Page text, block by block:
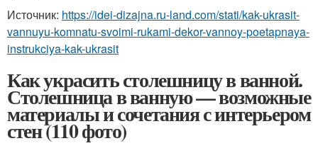
Источник: https://idei-dizajna.ru-land.com/stati/kak-ukrasit-
vannuyu-komnatu-svoimi-rukami-dekor-vannoy-poetapnaya-
instrukciya-kak-ukrasit
Как украсить столешницу в ванной.
Столешница в ванную — возможные
материалы и сочетания с интерьером
стен (110 фото)